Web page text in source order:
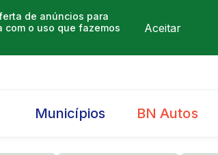
de anúncios para
com o uso que fazemos
Aceitar
Municípios BN Autos